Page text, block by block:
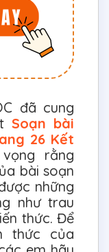
đã cung
Soạn bài
26 Kết
rằng
bài soạn
những
như trau
thức. Để
thức của